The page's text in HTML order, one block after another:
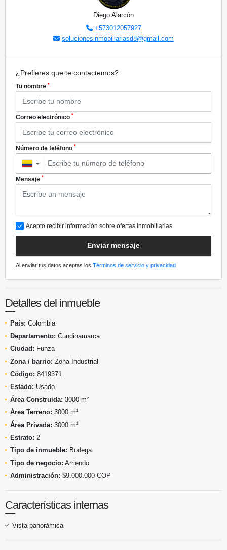
Diego Alarcón
+573012057927
solucionesinmobiliariasd8@gmail.com
¿Prefieres que te contactemos?
Tu nombre *
Correo electrónico *
Número de teléfono *
▼
Mensaje *
Acepto recibir información sobre ofertas inmobiliarias
Enviar mensaje
Al enviar tus datos aceptas los Términos de servicio y privacidad
Detalles del inmueble
País: Colombia
Departamento: Cundinamarca
Ciudad: Funza
Zona / barrio: Zona Industrial
Código: 8419371
Estado: Usado
Área Construida: 3000 m²
Área Terreno: 3000 m²
Área Privada: 3000 m²
Estrato: 2
Tipo de inmueble: Bodega
Tipo de negocio: Arriendo
Administración: $9.000.000 COP
Características internas
Vista panorámica